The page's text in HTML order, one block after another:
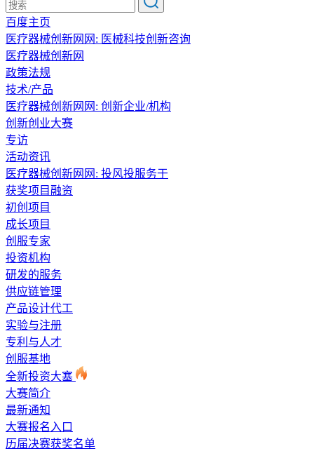
百度主页
医疗器械创新网网: 医械科技创新咨询
医疗器械创新网
政策法规
技术/产品
医疗器械创新网网: 创新企业/机构
创新创业大赛
专访
活动资讯
医疗器械创新网网: 投风投服务于
获奖项目融资
初创项目
成长项目
创服专家
投资机构
研发的服务
供应链管理
产品设计代工
实验与注册
专利与人才
创服基地
全新投资大塞
大赛简介
最新通知
大赛报名入口
历届决赛获奖名单